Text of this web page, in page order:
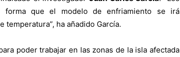
forma que el modelo de enfriamiento se irá
ha añadido García.
poder trabajar en las zonas de la isla afectada